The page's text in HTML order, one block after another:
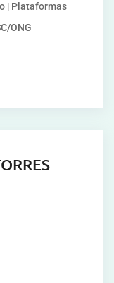
| Plataformas
ONG